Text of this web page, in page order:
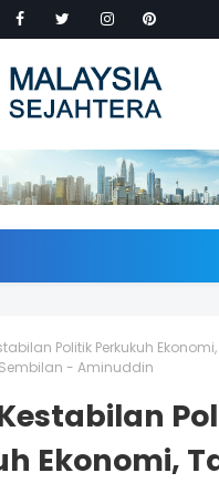
Politik Perkukuh
Sembilan - Aminuddin
Ekonomi,